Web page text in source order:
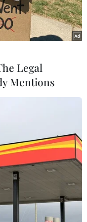
phá văn hóa bản địa
Vietnam+)
Xanh Việt Nam
các chuyên gia
trưởng Xanh
Legal
Mentions